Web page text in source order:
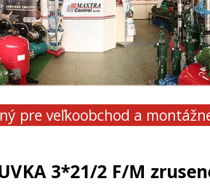
pre veľkoobchod a
3*21/2 F/M